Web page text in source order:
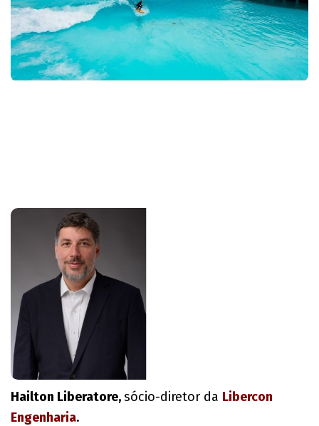
Hailton Liberatore,sócio-diretor da Libercon
Engenharia.